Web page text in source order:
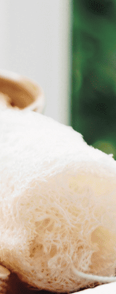
מארז Beer Box - מבית Giraffa
כולל